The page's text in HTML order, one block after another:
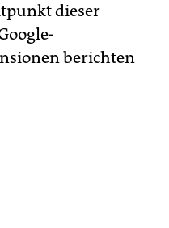
dieser
berichten